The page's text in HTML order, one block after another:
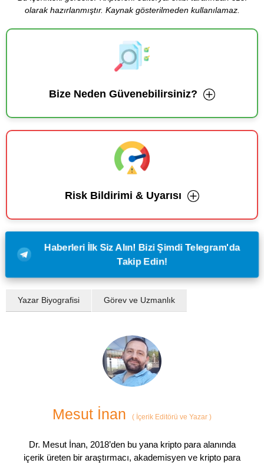
olarak hazırlanmıştır. Kaynak gösterilmeden kullanılamaz.
Bize Neden Güvenebilirsiniz?
Risk Bildirimi & Uyarısı
Haberleri İlk Siz Alın! Bizi Şimdi Telegram'da
Takip Edin!
Yazar Biyografisi Görev ve Uzmanlık
Mesut İnan ( İçerik Editörü ve Yazar )
Dr. Mesut İnan, 2018’den bu yana kripto para alanında
içerik üreten bir araştırmacı, akademisyen ve kripto para